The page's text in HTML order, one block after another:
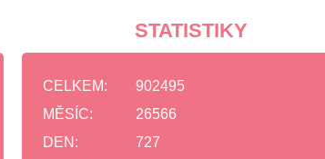
STATISTIKY
CELKEM:
902495
MĚSÍC:
26566
DEN:
727